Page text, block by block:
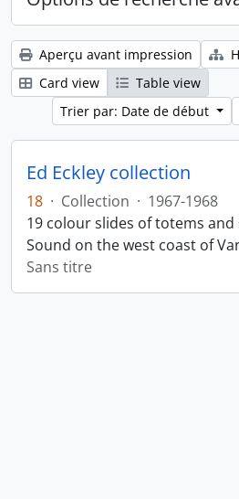
Aperçu avant impression
Card view
Table view
Trier par: Date de début
Ed Eckley collection
18 · Collection · 1967-1968
19 colour slides of totems
Sound on the west coast of
Sans titre